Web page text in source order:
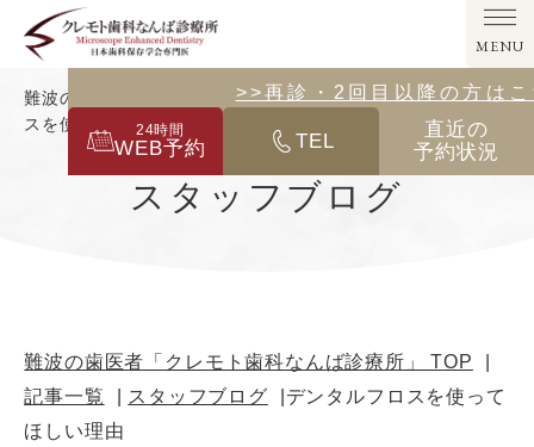
難波の歯医者「クレモト歯科なんば診療所」｜デンタルフロ
スを使ってほしい理由
スタッフブログ
難波の歯医者「クレモト歯科なんば診療所」 TOP
記事一覧
スタッフブログ
デンタルフロスを使って
ほしい理由
MENU
WEB予約
24時間 TEL
直近の
予約状況
>>その他の診療メニューは
>>再診・2回目以降の方は